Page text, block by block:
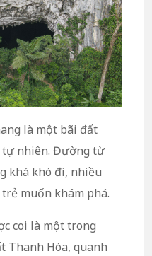
là một bãi đất
nhiên. Đường từ
khá khó đi, nhiều
muốn khám phá.
coi là một trong
Thanh Hóa, quanh